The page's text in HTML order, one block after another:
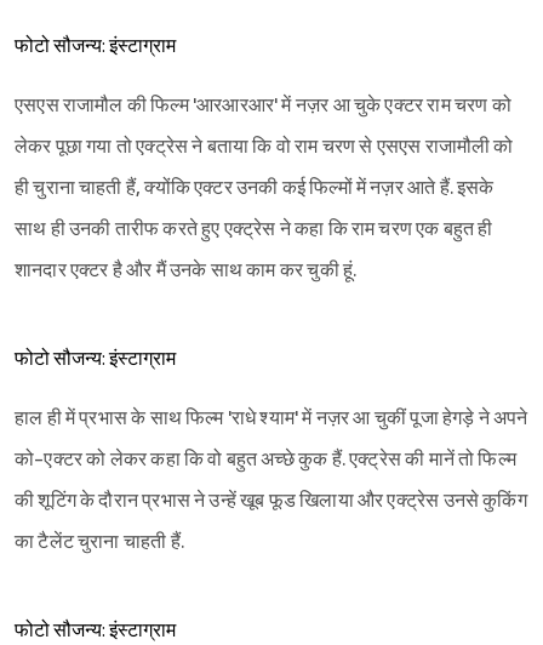
Sign in
फोटो सौजन्य: इंस्टाग्राम
एसएस राजामौल की फिल्म 'आरआरआर' में नज़र आ चुके एक्टर राम चरण को
लेकर पूछा गया तो एक्ट्रेस ने बताया कि वो राम चरण से एसएस राजामौली को
ही चुराना चाहती हैं, क्योंकि एक्टर उनकी कई फिल्मों में नज़र आते हैं. इसके
साथ ही उनकी तारीफ करते हुए एक्ट्रेस ने कहा कि राम चरण एक बहुत ही
शानदार एक्टर है और मैं उनके साथ काम कर चुकी हूं.
फोटो सौजन्य: इंस्टाग्राम
हाल ही में प्रभास के साथ फिल्म 'राधे श्याम' में नज़र आ चुकीं पूजा हेगड़े ने अपने
को-एक्टर को लेकर कहा कि वो बहुत अच्छे कुक हैं. एक्ट्रेस की मानें तो फिल्म
की शूटिंग के दौरान प्रभास ने उन्हें खूब फूड खिलाया और एक्ट्रेस उनसे कुकिंग
का टैलेंट चुराना चाहती हैं.
फोटो सौजन्य: इंस्टाग्राम